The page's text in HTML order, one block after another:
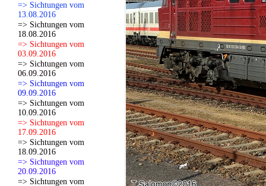
=> Sichtungen vom
13.08.2016
=> Sichtungen vom
18.08.2016
=> Sichtungen vom
03.09.2016
=> Sichtungen vom
06.09.2016
=> Sichtungen vom
09.09.2016
=> Sichtungen vom
10.09.2016
=> Sichtungen vom
17.09.2016
=> Sichtungen vom
18.09.2016
=> Sichtungen vom
20.09.2016
=> Sichtungen vom